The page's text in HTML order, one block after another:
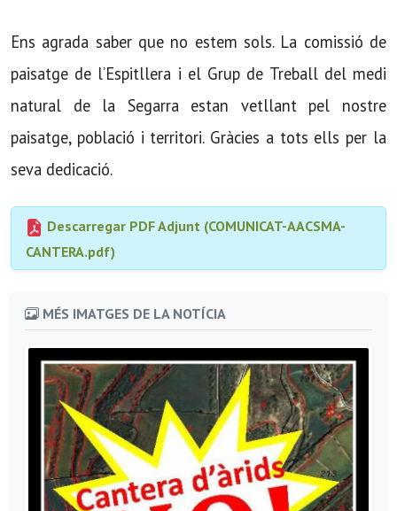
Ens agrada saber que no estem sols. La comissió de
paisatge de l’Espitllera i el Grup de Treball del medi
natural de la Segarra estan vetllant pel nostre
paisatge, població i territori. Gràcies a tots ells per la
seva dedicació.
Descarregar PDF Adjunt (COMUNICAT-AACSMA-
CANTERA.pdf)
MÉS IMATGES DE LA NOTÍCIA